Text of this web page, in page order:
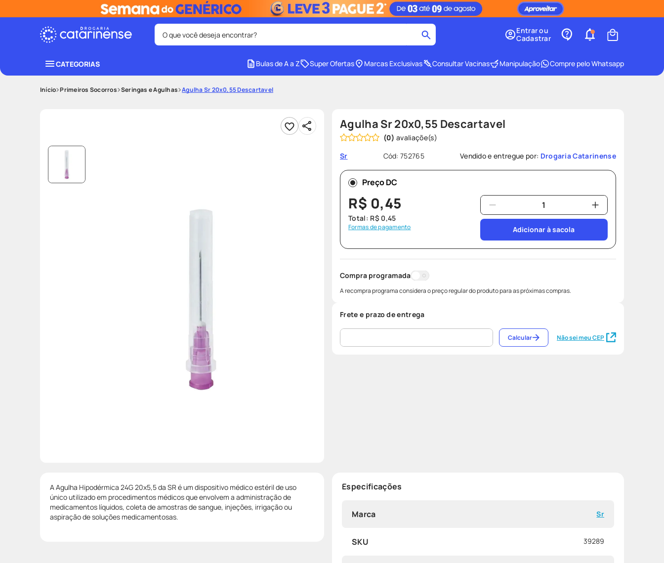
O que você deseja encontrar?
3º protetor solar facial
8º protetor solar
teste gravidez
Entrar ou
Cadastrar
CATEGORIAS Bulas de A a Z Super Ofertas Marcas Exclusivas Consultar Vacinas Manipulação Compre pelo Whatsapp
Primeiros Socorros Seringas e Agulhas Agulha Sr 20x0,55 Descartavel
Agulha Sr 20x0,55 Descartavel
(0)
Sr
Cód:752765 Vendido e entregue por: Drogaria Catarinense
Preço DC
R$ 0,45
Total: R$ 0,45
Formas de pagamento Adicionar à sacola
Compra programada
A recompra programa considera o preço regular do produto para as próximas compras.
Frete e prazo de entrega
Não sei meu CEP
Calcular
A Agulha Hipodérmica 24G 20x5,5 da SR é um dispositivo médico estéril de uso
único utilizado em procedimentos médicos que envolvem a administração de
medicamentos líquidos, coleta de amostras de sangue, injeções, irrigação ou
aspiração de soluções medicamentosas.
Especificações
Marca Sr
SKU 39289